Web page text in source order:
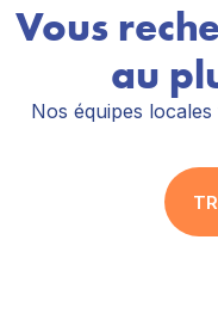
Vous
au
Nos équipes